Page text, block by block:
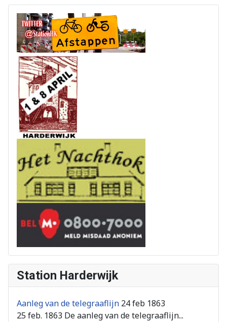
Station Harderwijk
Aanleg van de telegraaflijn 24 feb 1863
25 feb. 1863 De aanleg van de telegraaflijn...